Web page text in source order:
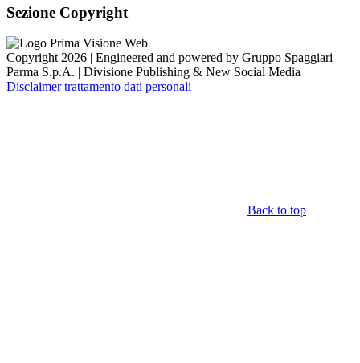
Sezione Copyright
Copyright 2026 | Engineered and powered by Gruppo Spaggiari
Parma S.p.A. | Divisione Publishing & New Social Media
Disclaimer trattamento dati personali
Back to top